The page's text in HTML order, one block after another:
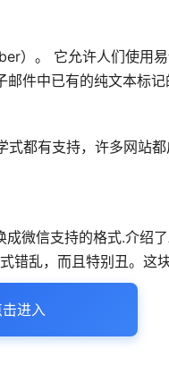
）。 它允许人们使用
件中已有的纯文本标记
都有支持，许多网站
微信支持的格式.介绍
乱，而且特别丑。这
进入